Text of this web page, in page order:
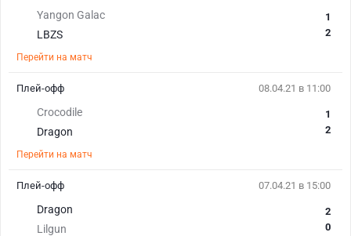
Yangon Galac
LBZS
1
2
Перейти на матч
08.04.21 в 11:00
Crocodile
Dragon
1
2
Перейти на матч
Плей-офф
07.04.21 в 15:00
Dragon
Lilgun
2
0
Плей-офф